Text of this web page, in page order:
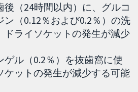
後（24時間以内）に、グルコ
ン（0.12％および0.2％）の洗
ドライソケットの発生が減少
ゲル（0.2％）を抜歯窩に使
ケットの発生が減少する可能